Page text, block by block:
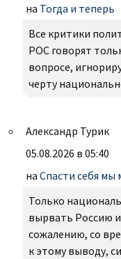
на Тогда и теперь
Все критики
РОС говорят
вопросе,
черту
Александр Турик
05.08.2026 в 05:40
на Спасти себя мы
Только
вырвать Россию
сожалению, со
к этому выводу,